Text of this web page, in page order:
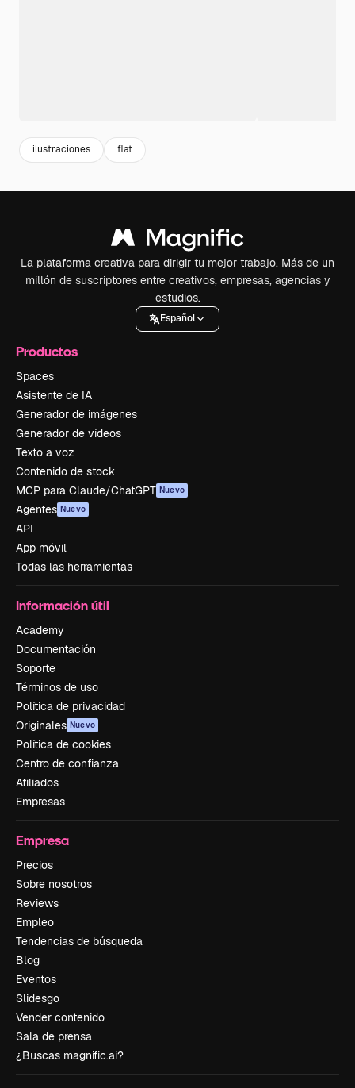
ilustraciones flat
La plataforma creativa para dirigir tu mejor trabajo. Más de un
millón de suscriptores entre creativos, empresas, agencias y
estudios.
Español
Productos
Spaces
Asistente de IA
Generador de imágenes
Generador de vídeos
Texto a voz
Contenido de stock
MCP para Claude/ChatGPT Nuevo
Agentes Nuevo
API
App móvil
Todas las herramientas
Información útil
Academy
Documentación
Soporte
Términos de uso
Política de privacidad
Originales Nuevo
Política de cookies
Centro de confianza
Afiliados
Empresas
Empresa
Precios
Sobre nosotros
Reviews
Empleo
Tendencias de búsqueda
Blog
Eventos
Slidesgo
Vender contenido
Sala de prensa
¿Buscas magnific.ai?